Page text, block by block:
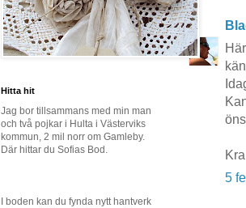
5
Hitta hit
Jag bor tillsammans med min man
och två pojkar i Hulta i Västerviks
kommun, 2 mil norr om Gamleby.
Där hittar du Sofias Bod.
I boden kan du fynda nytt hantverk